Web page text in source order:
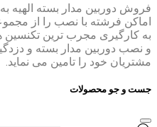
فروش دوربین مدار بسته الهیه
اماکن فرشته با نصب را از
به کارگیری مجرب ترین تکنسین
و نصب دوربین مدار بسته و
مشتریان خود را تامین می نماید.
جست و جو محصولات